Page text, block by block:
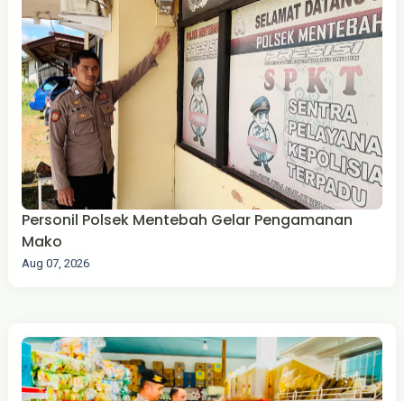
‎Personil Polsek Mentebah Gelar Pengamanan
Mako
Aug 07, 2026